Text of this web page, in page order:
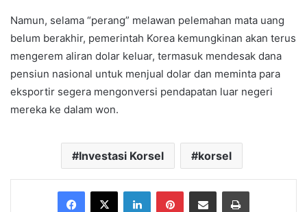
Namun, selama “perang” melawan pelemahan mata uang
belum berakhir, pemerintah Korea kemungkinan akan terus
mengerem aliran dolar keluar, termasuk mendesak dana
pensiun nasional untuk menjual dolar dan meminta para
eksportir segera mengonversi pendapatan luar negeri
mereka ke dalam won.
Investasi Korsel korsel
Facebook
X LinkedInPinterestShare via Email Print